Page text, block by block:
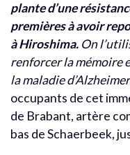
plante d’une
premières à avoir
à Hiroshima. On
renforcer la mémoire
la maladie
occupants de cet
de Brabant, artère
bas de Schaerbeek,